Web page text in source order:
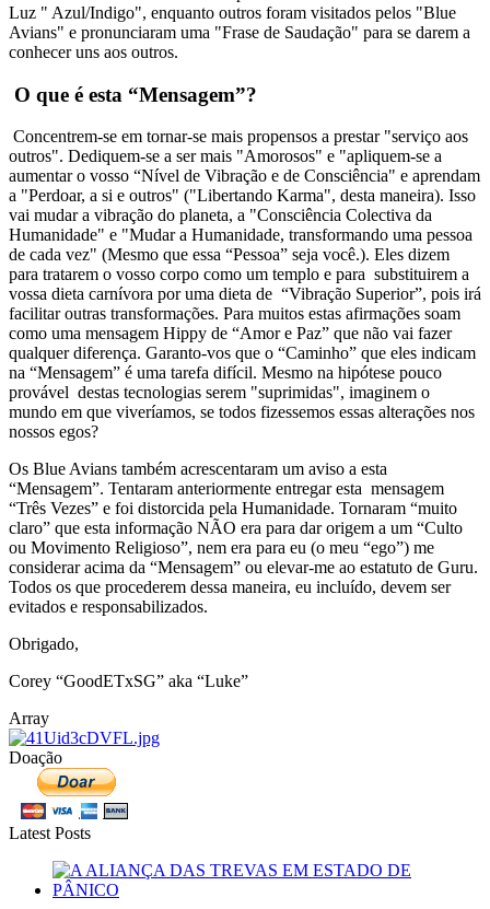
Luz " Azul/Indigo", enquanto outros foram visitados pelos "Blue
Avians" e pronunciaram uma "Frase de Saudação" para se darem a
conhecer uns aos outros.
O que é esta “Mensagem”?
Concentrem-se em tornar-se mais propensos a prestar "serviço aos
outros". Dediquem-se a ser mais "Amorosos" e "apliquem-se a
aumentar o vosso “Nível de Vibração e de Consciência" e aprendam
a "Perdoar, a si e outros" ("Libertando Karma", desta maneira). Isso
vai mudar a vibração do planeta, a "Consciência Colectiva da
Humanidade" e "Mudar a Humanidade, transformando uma pessoa
de cada vez" (Mesmo que essa “Pessoa” seja você.). Eles dizem
para tratarem o vosso corpo como um templo e para substituirem a
vossa dieta carnívora por uma dieta de “Vibração Superior”, pois irá
facilitar outras transformações. Para muitos estas afirmações soam
como uma mensagem Hippy de “Amor e Paz” que não vai fazer
qualquer diferença. Garanto-vos que o “Caminho” que eles indicam
na “Mensagem” é uma tarefa difícil. Mesmo na hipótese pouco
provável destas tecnologias serem "suprimidas", imaginem o
mundo em que viveríamos, se todos fizessemos essas alterações nos
nossos egos?
Os Blue Avians também acrescentaram um aviso a esta
“Mensagem”. Tentaram anteriormente entregar esta mensagem
“Três Vezes” e foi distorcida pela Humanidade. Tornaram “muito
claro” que esta informação NÃO era para dar origem a um “Culto
ou Movimento Religioso”, nem era para eu (o meu “ego”) me
considerar acima da “Mensagem” ou elevar-me ao estatuto de Guru.
Todos os que procederem dessa maneira, eu incluído, devem ser
evitados e responsabilizados.
Obrigado,
Corey “GoodETxSG” aka “Luke”
Array
Doação
Latest Posts